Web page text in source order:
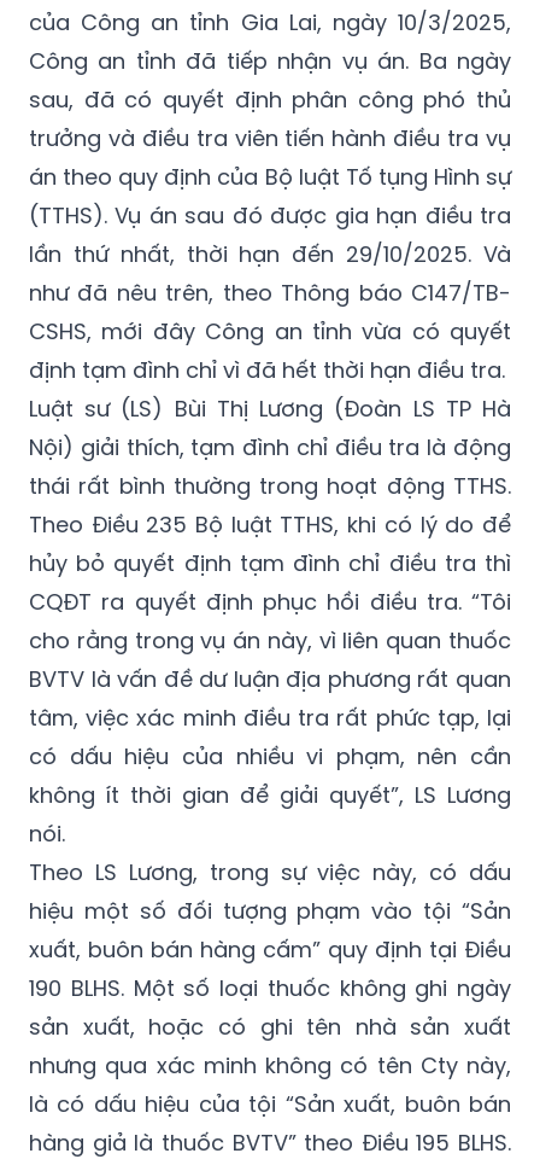
của Công an tỉnh Gia Lai, ngày 10/3/2025,
Công an tỉnh đã tiếp nhận vụ án. Ba ngày
sau, đã có quyết định phân công phó thủ
trưởng và điều tra viên tiến hành điều tra vụ
án theo quy định của Bộ luật Tố tụng Hình sự
(TTHS). Vụ án sau đó được gia hạn điều tra
lần thứ nhất, thời hạn đến 29/10/2025. Và
như đã nêu trên, theo Thông báo C147/TB-
CSHS, mới đây Công an tỉnh vừa có quyết
định tạm đình chỉ vì đã hết thời hạn điều tra.
Luật sư (LS) Bùi Thị Lương (Đoàn LS TP Hà
Nội) giải thích, tạm đình chỉ điều tra là động
thái rất bình thường trong hoạt động TTHS.
Theo Điều 235 Bộ luật TTHS, khi có lý do để
hủy bỏ quyết định tạm đình chỉ điều tra thì
CQĐT ra quyết định phục hồi điều tra. “Tôi
cho rằng trong vụ án này, vì liên quan thuốc
BVTV là vấn đề dư luận địa phương rất quan
tâm, việc xác minh điều tra rất phức tạp, lại
có dấu hiệu của nhiều vi phạm, nên cần
không ít thời gian để giải quyết”, LS Lương
nói.
Theo LS Lương, trong sự việc này, có dấu
hiệu một số đối tượng phạm vào tội “Sản
xuất, buôn bán hàng cấm” quy định tại Điều
190 BLHS. Một số loại thuốc không ghi ngày
sản xuất, hoặc có ghi tên nhà sản xuất
nhưng qua xác minh không có tên Cty này,
là có dấu hiệu của tội “Sản xuất, buôn bán
hàng giả là thuốc BVTV” theo Điều 195 BLHS.